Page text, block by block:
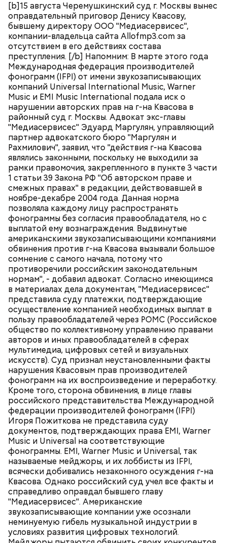
[b]15 августа Черемушкинский суд г. Москвы вынес
оправдательный приговор Денису Квасову,
бывшему директору ООО "Медиасервисес",
компании-владельца сайта Allofmp3.com за
отсутствием в его действиях состава
преступления. [/b] Напомним: В марте этого года
Международная федерация производителей
фонограмм (IFPI) от имени звукозаписывающих
компаний Universal International Music, Warner
Music и EMI Music International подала иск о
нарушении авторских прав на г-на Квасова в
районный суд г. Москвы. Адвокат экс-главы
"Медиасервисес" Эдуард Маргулян, управляющий
партнер адвокатского бюро "Маргулян и
Рахмилович", заявил, что "действия г-на Квасова
являлись законными, поскольку не выходили за
рамки правомочия, закрепленного в пункте 3 части
1 статьи 39 Закона РФ "Об авторском праве и
смежных правах" в редакции, действовавшей в
ноябре-декабре 2004 года. Данная норма
позволяла каждому лицу распространять
фонограммы без согласия правообладателя, но с
выплатой ему вознаграждения. Выдвинутые
американскими звукозаписывающими компаниями
обвинения против г-на Квасова вызывали большое
сомнение с самого начала, потому что
противоречили российским законодательным
нормам", - добавил адвокат. Согласно имеющимся
в материалах дела документам, "Медиасервисес"
представила суду платежки, подтверждающие
осуществление компанией необходимых выплат в
пользу правообладателей через РОМС (Российское
общество по коллективному управлению правами
авторов и иных правообладателей в сферах
мультимедиа, цифровых сетей и визуальных
искусств). Суд признал неустановленными факты
нарушения Квасовым прав производителей
фонограмм на их воспроизведение и переработку.
Кроме того, сторона обвинения, в лице главы
российского представительства Международной
федерации производителей фонограмм (IFPI)
Игоря Пожиткова не представила суду
документов, подтверждающих права EMI, Warner
Music и Universal на соответствующие
фонограммы. EMI, Warner Music и Universal, так
называемые мейджоры, и их лоббисты из IFPI,
всячески добивались незаконного осуждения г-на
Квасова. Однако российский суд учел все факты и
справедливо оправдал бывшего главу
"Медиасервисес". Американские
звукозаписывающие компании уже осознали
неминуемую гибель музыкальной индустрии в
условиях развития цифровых технологий.